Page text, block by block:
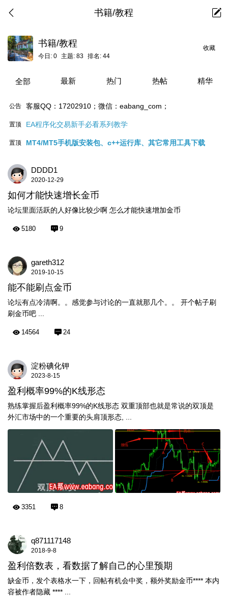
书籍/教程
收藏
书籍/教程
今日: 0 主题: 83 排名: 44
全部 最新 热门 热帖 精华
公告 客服QQ：17202910；微信：eabang_com；
置顶 EA程序化交易新手必看系列教学
置顶 MT4/MT5手机版安装包、c++运行库、其它常用工具下载
DDDD1
2020-12-29
如何才能快速增长金币
论坛里面活跃的人好像比较少啊 怎么才能快速增加金币
5180 9
gareth312
2019-10-15
能不能刷点金币
论坛有点冷清啊。。感觉参与讨论的一直就那几个。。 开个帖子刷
刷金币吧 ...
14564 24
淀粉碘化钾
2023-8-15
盈利概率99%的K线形态
熟练掌握后盈利概率99%的K线形态 双重顶部也就是常说的双顶是
外汇市场中的一个重要的头肩顶形态, ...
3351 8
q871117148
2018-9-8
盈利倍数表，看数据了解自己的心里预期
缺金币，发个表格水一下，回帖有机会中奖，额外奖励金币**** 本内
容被作者隐藏 **** ...